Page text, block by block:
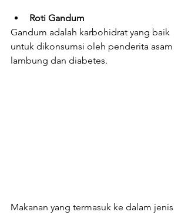
Roti Gandum
Gandum adalah karbohidrat yang baik
untuk dikonsumsi oleh penderita asam
lambung dan diabetes.
Makanan yang termasuk ke dalam jenis